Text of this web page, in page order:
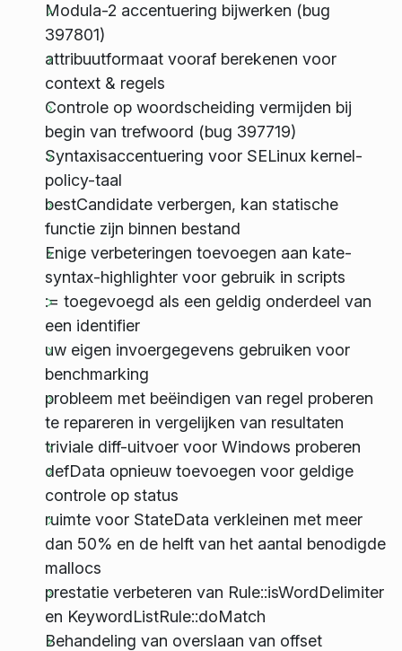
Modula-2 accentuering bijwerken (bug
397801)
attribuutformaat vooraf berekenen voor
context & regels
Controle op woordscheiding vermijden bij
begin van trefwoord (bug 397719)
Syntaxisaccentuering voor SELinux kernel-
policy-taal
bestCandidate verbergen, kan statische
functie zijn binnen bestand
Enige verbeteringen toevoegen aan kate-
syntax-highlighter voor gebruik in scripts
:= toegevoegd als een geldig onderdeel van
een identifier
uw eigen invoergegevens gebruiken voor
benchmarking
probleem met beëindigen van regel proberen
te repareren in vergelijken van resultaten
triviale diff-uitvoer voor Windows proberen
defData opnieuw toevoegen voor geldige
controle op status
ruimte voor StateData verkleinen met meer
dan 50% en de helft van het aantal benodigde
mallocs
prestatie verbeteren van Rule::isWordDelimiter
en KeywordListRule::doMatch
Behandeling van overslaan van offset